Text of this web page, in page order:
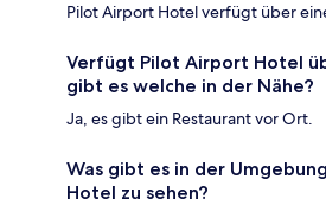
Pilot Airport Hotel verfügt über
Verfügt Pilot Airport Hotel
gibt es welche in der Nähe?
Ja, es gibt ein Restaurant vor Ort.
Was gibt es in der
Hotel zu sehen?